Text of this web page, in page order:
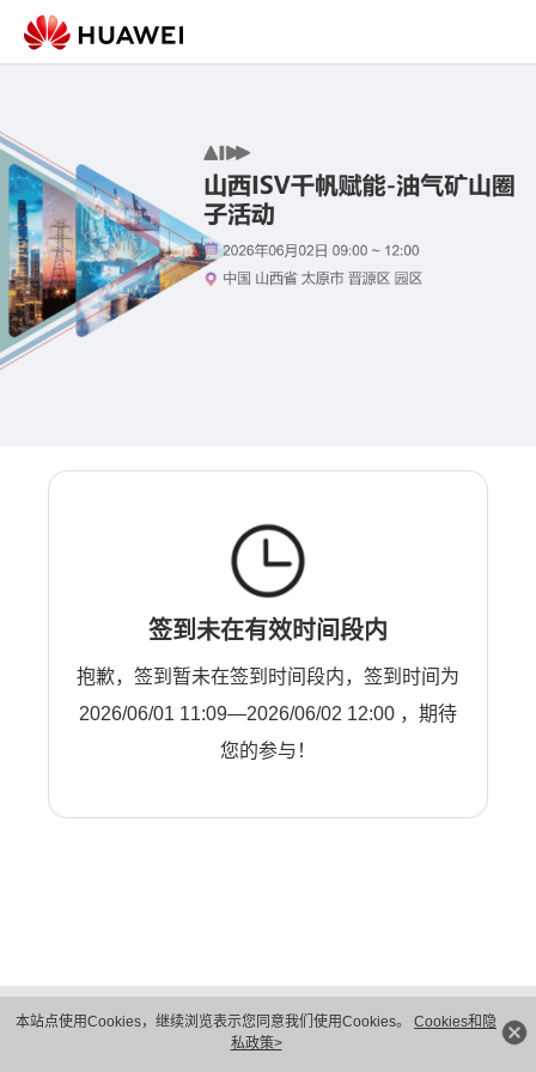
本站点使用Cookies，继续浏览表示您同意我们使用Cookies。 Cookies和隐
私政策>
签到未在有效时间段内
抱歉，签到暂未在签到时间段内，签到时间为
2026/06/01 11:09—2026/06/02 12:00 ，期待
您的参与！
隐私保护
法律声明